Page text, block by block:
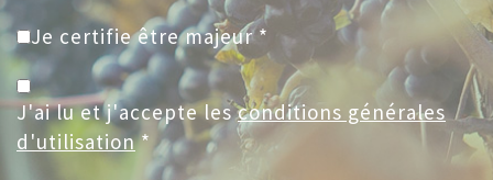
Je certifie être majeur *
J'ai lu et j'accepte lesconditions générales
d'utilisation*